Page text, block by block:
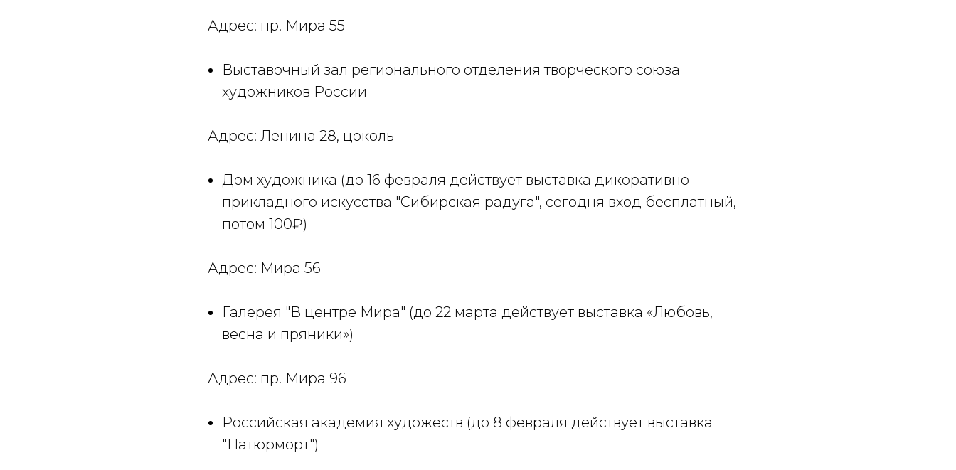
Адрес: пр. Мира 55
Выставочный зал регионального отделения творческого союза
художников России
Адрес: Ленина 28, цоколь
Дом художника (до 16 февраля действует выставка дикоративно-
прикладного искусства "Сибирская радуга", сегодня вход бесплатный,
потом 100₽)
Адрес: Мира 56
Галерея "В центре Мира" (до 22 марта действует выставка «Любовь,
весна и пряники»)
Адрес: пр. Мира 96
Российская академия художеств (до 8 февраля действует выставка
"Натюрморт")